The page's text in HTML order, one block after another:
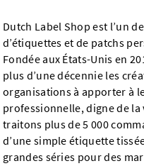
Dutch Label Shop est l’un
d’étiquettes et de patchs
Fondée aux États-Unis en
plus d’une décennie les
organisations à apporter à
professionnelle, digne de
traitons plus de 5 000
d’une simple étiquette
grandes séries pour des